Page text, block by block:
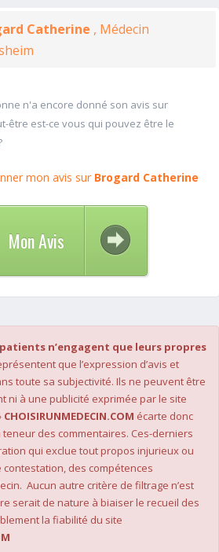
Catherine , Médecin
n'a encore donné son avis sur
être est-ce vous qui pouvez être le
mon avis sur Brogard Catherine
Mon Avis
n’engagent que leurs propres
que l’expression d’avis et
toute sa subjectivité. Ils ne peuvent être
ni à une publicité exprimée par le site
CHOISIRUNMEDECIN.COM écarte donc
des commentaires. Ces-derniers
qui exclue tout propos injurieux ou
des compétences
Aucun autre critère de filtrage n’est
serait de nature à biaiser le recueil des
la fiabilité du site